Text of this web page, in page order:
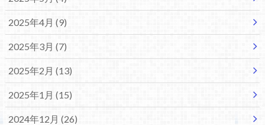
2025年4月 (9)
2025年3月 (7)
2025年2月 (13)
2025年1月 (15)
2024年12月 (26)